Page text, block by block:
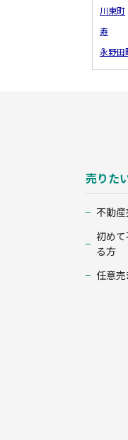
川東町
寿
永野田
売りた
不動
初め
る方
任意